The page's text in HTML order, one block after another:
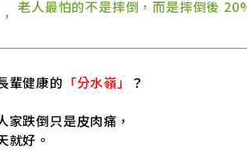
， 老人最怕的不是摔倒，而是摔倒後
輩健康的 「分水嶺」
？
家跌倒只是皮肉痛，
就好。
要「這天數」才有效